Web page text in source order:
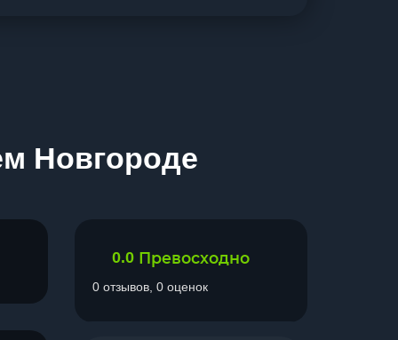
Новгороде
0.0 Превосходно
0 отзывов, 0 оценок